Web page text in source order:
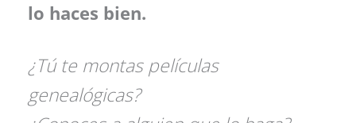
lo haces bien.
¿Tú te montas películas
genealógicas?